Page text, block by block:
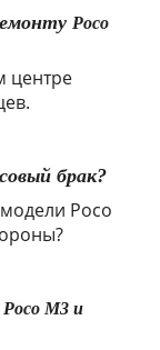
Poco
центре
брак?
Poco
Poco M3 и